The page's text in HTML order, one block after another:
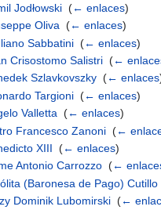
Jodłowski (← enlaces)
Oliva (← enlaces)
Sabbatini (← enlaces)
Crisostomo Salistri (←
Szlavkovszky (← enlaces
Targioni (← enlaces)
Valletta
(← enlaces)
Francesco Zanoni (←
XIII
(← enlaces)
Antonio Carrozzo (←
(Baronesa de Pago)
Dominik Lubomirski (←